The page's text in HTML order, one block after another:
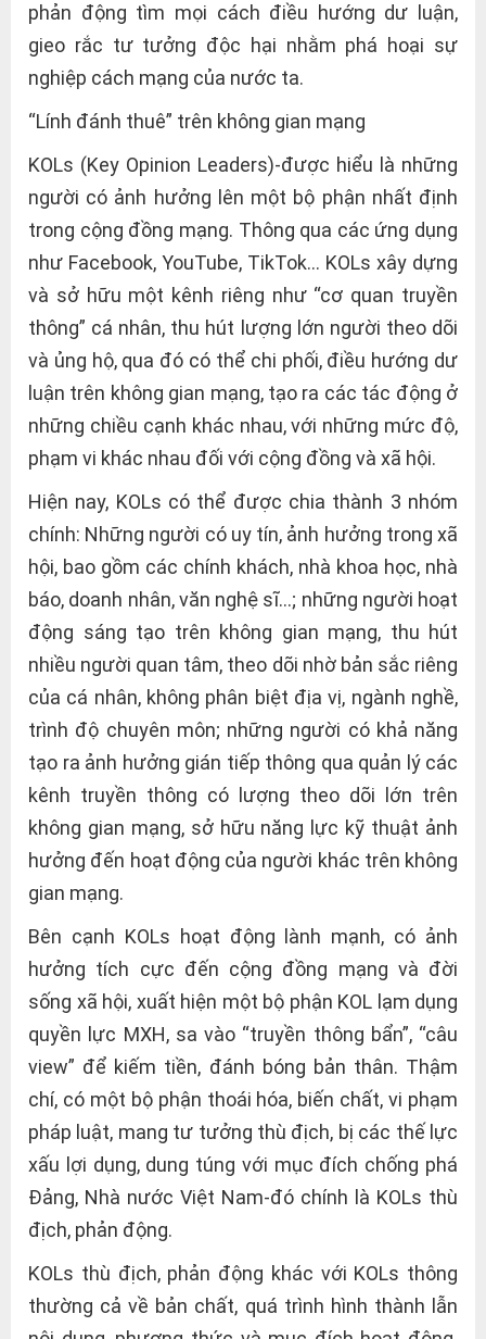
phản động tìm mọi cách điều hướng dư luận,
gieo rắc tư tưởng độc hại nhằm phá hoại sự
nghiệp cách mạng của nước ta.
“Lính đánh thuê” trên không gian mạng
KOLs (Key Opinion Leaders)-được hiểu là những
người có ảnh hưởng lên một bộ phận nhất định
trong cộng đồng mạng. Thông qua các ứng dụng
như Facebook, YouTube, TikTok… KOLs xây dựng
và sở hữu một kênh riêng như “cơ quan truyền
thông” cá nhân, thu hút lượng lớn người theo dõi
và ủng hộ, qua đó có thể chi phối, điều hướng dư
luận trên không gian mạng, tạo ra các tác động ở
những chiều cạnh khác nhau, với những mức độ,
phạm vi khác nhau đối với cộng đồng và xã hội.
Hiện nay, KOLs có thể được chia thành 3 nhóm
chính: Những người có uy tín, ảnh hưởng trong xã
hội, bao gồm các chính khách, nhà khoa học, nhà
báo, doanh nhân, văn nghệ sĩ…; những người hoạt
động sáng tạo trên không gian mạng, thu hút
nhiều người quan tâm, theo dõi nhờ bản sắc riêng
của cá nhân, không phân biệt địa vị, ngành nghề,
trình độ chuyên môn; những người có khả năng
tạo ra ảnh hưởng gián tiếp thông qua quản lý các
kênh truyền thông có lượng theo dõi lớn trên
không gian mạng, sở hữu năng lực kỹ thuật ảnh
hưởng đến hoạt động của người khác trên không
gian mạng.
Bên cạnh KOLs hoạt động lành mạnh, có ảnh
hưởng tích cực đến cộng đồng mạng và đời
sống xã hội, xuất hiện một bộ phận KOL lạm dụng
quyền lực MXH, sa vào “truyền thông bẩn”, “câu
view” để kiếm tiền, đánh bóng bản thân. Thậm
chí, có một bộ phận thoái hóa, biến chất, vi phạm
pháp luật, mang tư tưởng thù địch, bị các thế lực
xấu lợi dụng, dung túng với mục đích chống phá
Đảng, Nhà nước Việt Nam-đó chính là KOLs thù
địch, phản động.
KOLs thù địch, phản động khác với KOLs thông
thường cả về bản chất, quá trình hình thành lẫn